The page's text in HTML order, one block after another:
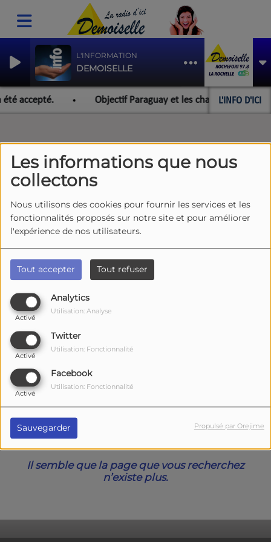
Les informations que nous
collectons
Nous utilisons des cookies pour fournir les services et les
fonctionnalités proposés sur notre site et pour améliorer
l'expérience de nos utilisateurs.
Tout accepter Tout refuser
Analytics
Activé
Utilisation: Analyse
Twitter
Activé
Utilisation: Fonctionnalité
Facebook
Activé
Utilisation: Fonctionnalité
Sauvegarder Propulsé par Orejime
L'INFORMATION
DEMOISELLE
L'INFO D'ICI
accepté. Objectif Paraguay et les championnats
Oups, vous avez
rencontré une erreur.
Il semble que la page que vous recherchez
n’existe plus.